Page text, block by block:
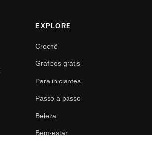
EXPLORE
Crochê
Gráficos grátis
Para iniciantes
Passo a passo
Beleza
Bem-estar